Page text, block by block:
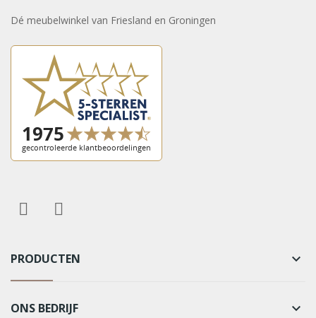
Dé meubelwinkel van Friesland en Groningen
PRODUCTEN keyboard_arrow_down
ONS BEDRIJF keyboard_arrow_down